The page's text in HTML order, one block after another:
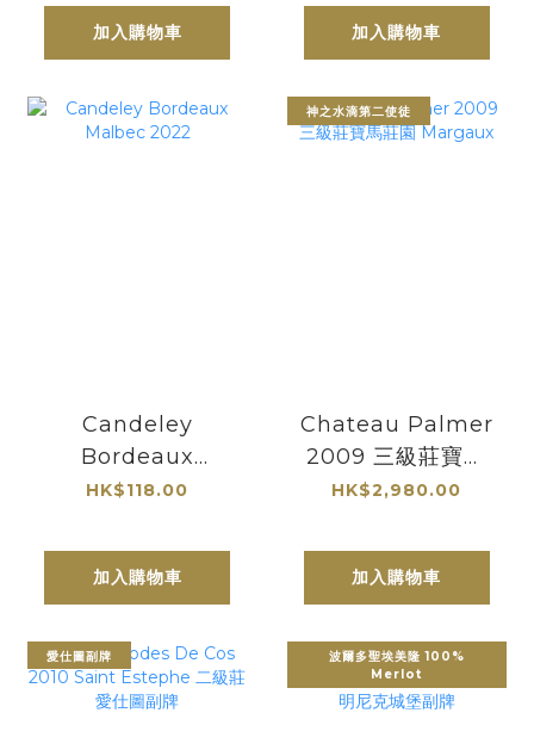
加入購物車 加入購物車
Candeley
Bordeaux
Malbec 2022
HK$118.00
加入購物車
神之水滴第二使徒
Chateau Palmer
2009 三級莊寶馬
莊園 Margaux
HK$2,980.00
加入購物車
愛仕圖副牌
波爾多聖埃美隆 100%
Merlot